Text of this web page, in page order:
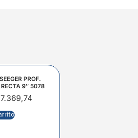
PROF.
RECTA 9″ 5078